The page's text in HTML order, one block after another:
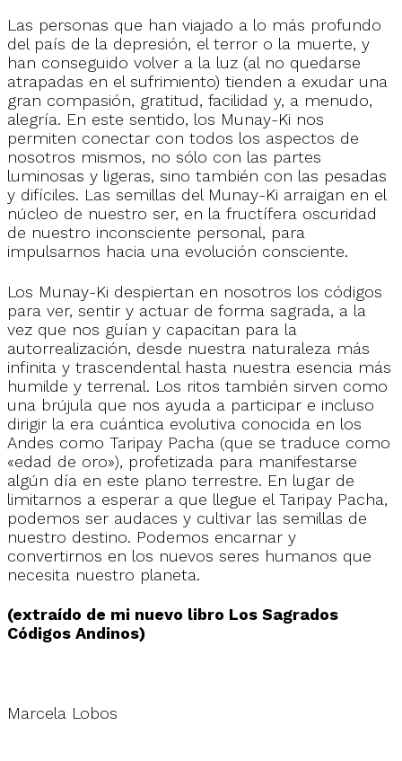
Las personas que han viajado a lo más profundo
del país de la depresión, el terror o la muerte, y
han conseguido volver a la luz (al no quedarse
atrapadas en el sufrimiento) tienden a exudar una
gran compasión, gratitud, facilidad y, a menudo,
alegría. En este sentido, los Munay-Ki nos
permiten conectar con todos los aspectos de
nosotros mismos, no sólo con las partes
luminosas y ligeras, sino también con las pesadas
y difíciles. Las semillas del Munay-Ki arraigan en el
núcleo de nuestro ser, en la fructífera oscuridad
de nuestro inconsciente personal, para
impulsarnos hacia una evolución consciente.
Los Munay-Ki despiertan en nosotros los códigos
para ver, sentir y actuar de forma sagrada, a la
vez que nos guían y capacitan para la
autorrealización, desde nuestra naturaleza más
infinita y trascendental hasta nuestra esencia más
humilde y terrenal. Los ritos también sirven como
una brújula que nos ayuda a participar e incluso
dirigir la era cuántica evolutiva conocida en los
Andes como Taripay Pacha (que se traduce como
«edad de oro»), profetizada para manifestarse
algún día en este plano terrestre. En lugar de
limitarnos a esperar a que llegue el Taripay Pacha,
podemos ser audaces y cultivar las semillas de
nuestro destino. Podemos encarnar y
convertirnos en los nuevos seres humanos que
necesita nuestro planeta.
(extraído de mi nuevo libro Los Sagrados
Códigos Andinos)
Marcela Lobos